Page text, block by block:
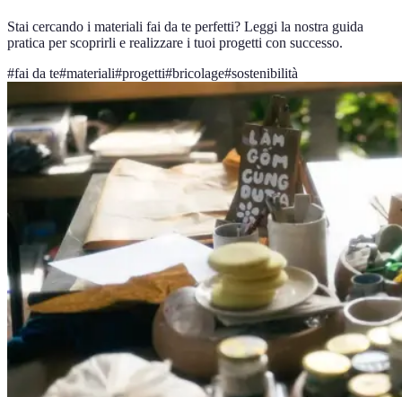
Stai cercando i materiali fai da te perfetti? Leggi la nostra guida
pratica per scoprirli e realizzare i tuoi progetti con successo.
#fai da te#materiali#progetti#bricolage#sostenibilità